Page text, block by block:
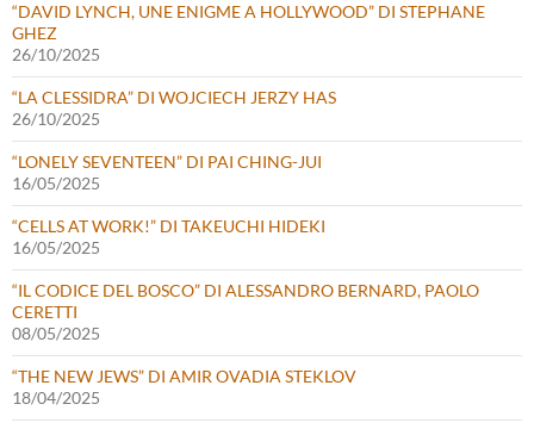
“DAVID LYNCH, UNE ENIGME A HOLLYWOOD” DI STEPHANE
GHEZ
26/10/2025
“LA CLESSIDRA” DI WOJCIECH JERZY HAS
26/10/2025
“LONELY SEVENTEEN” DI PAI CHING-JUI
16/05/2025
“CELLS AT WORK!” DI TAKEUCHI HIDEKI
16/05/2025
“IL CODICE DEL BOSCO” DI ALESSANDRO BERNARD, PAOLO
CERETTI
08/05/2025
“THE NEW JEWS” DI AMIR OVADIA STEKLOV
18/04/2025